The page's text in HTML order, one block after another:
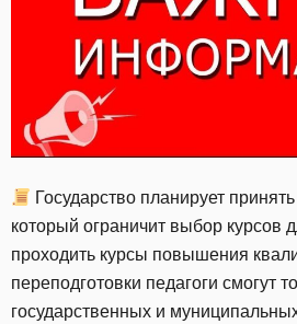
Государство планирует
который ограничит выбор курсов
проходить курсы повышения
переподготовки педагоги смогут
государственных и